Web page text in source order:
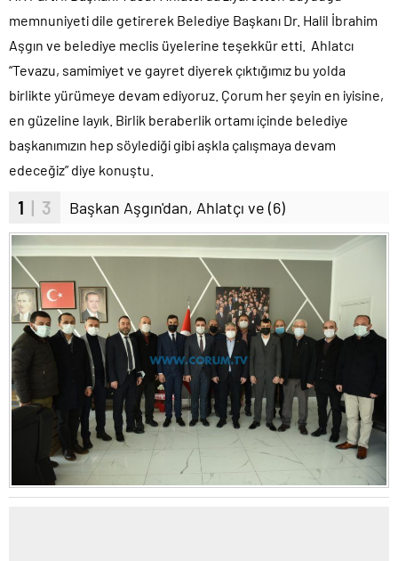
memnuniyeti dile getirerek Belediye Başkanı Dr. Halil İbrahim
Aşgın ve belediye meclis üyelerine teşekkür etti. Ahlatcı
“Tevazu, samimiyet ve gayret diyerek çıktığımız bu yolda
birlikte yürümeye devam ediyoruz. Çorum her şeyin en iyisine,
en güzeline layık. Birlik beraberlik ortamı içinde belediye
başkanımızın hep söylediği gibi aşkla çalışmaya devam
edeceğiz” diye konuştu.
1 | 3 Başkan Aşgın'dan, Ahlatçı ve (6)